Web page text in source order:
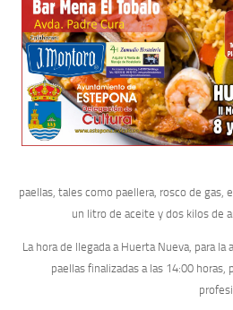
paellas, tales como paellera, rosco de
un litro de aceite y dos kilos de
La hora de llegada a Huerta Nueva, para
paellas finalizadas a las 14:00